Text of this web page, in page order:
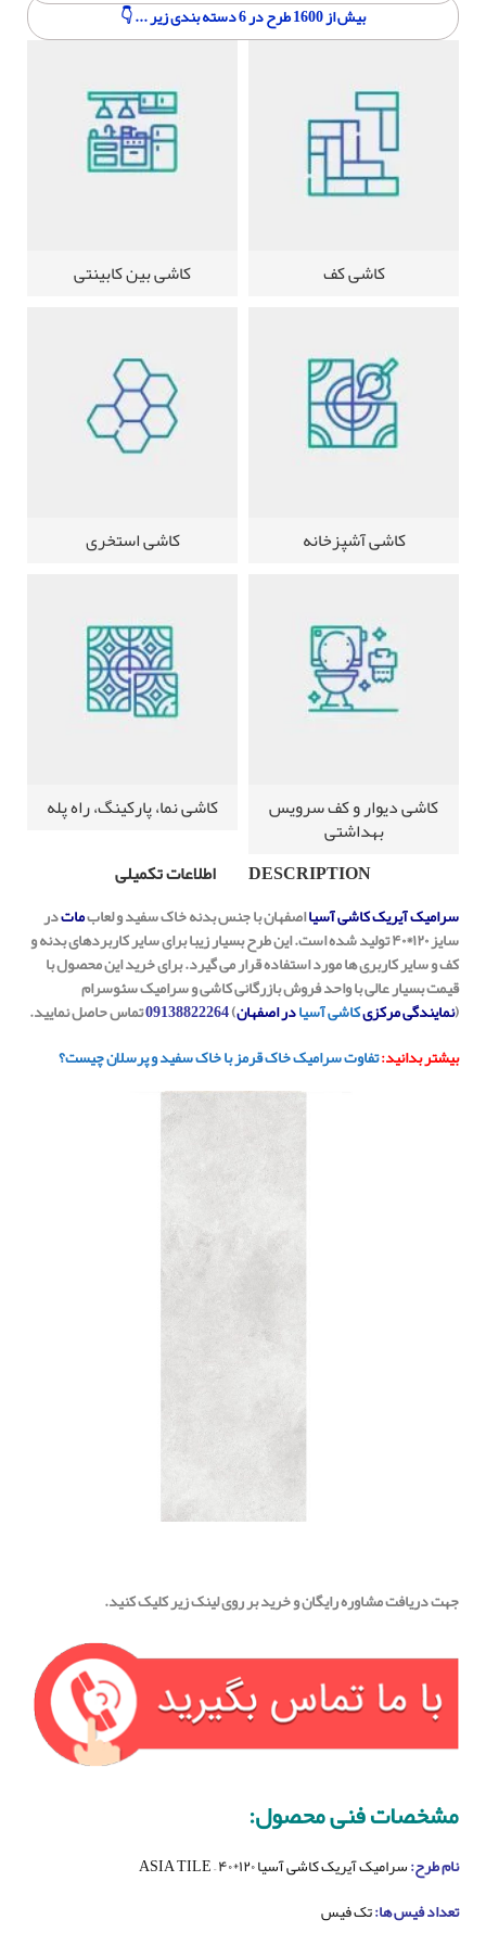
بیش از 1600 طرح در 6 دسته بندی زیر ... 👇
کاشی کف کاشی بین کابینتی
کاشی آشپزخانه کاشی استخری
کاشی دیوار و کف سرویس
بهداشتی
کاشی نما، پارکینگ، راه پله
DESCRIPTION
اطلاعات تکمیلی
سرامیک آیریک کاشی آسیااصفهان با جنس بدنه خاک سفید و لعابماتدر
سایز ۱۲۰*۴۰ تولید شده است. این طرح بسیار زیبا برای سایر کاربردهای بدنه و
کف و سایر کاربری ها مورد استفاده قرار می گیرد. برای خرید این محصول با
قیمت بسیار عالی با واحد فروش بازرگانی کاشی و سرامیک سئوسرام
(نمایندگی مرکزیکاشی آسیادر اصفهان)
09138822264تماس حاصل نمایید.
بیشتر بدانید:تفاوت سرامیک خاک قرمز با خاک سفید و پرسلان چیست؟
جهت دریافت مشاوره رایگان و خرید بر روی لینک زیر کلیک کنید.
مشخصات فنی محصول:
نام طرح:سرامیک آیریک کاشی آسیا ۱۲۰*۴۰ – ASIA TILE
تعداد فیس ها:تک فیس